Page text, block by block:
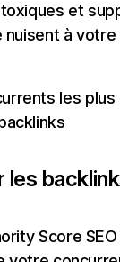
et
nuisent à
les
les
Score